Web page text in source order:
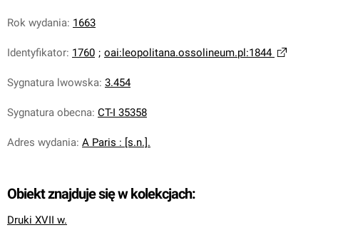
Rok wydania: 1663
Identyfikator: 1760 ; oai:leopolitana.ossolineum.pl:1844
Sygnatura lwowska: 3.454
Sygnatura obecna: CT-I 35358
Adres wydania: A Paris : [s.n.].
Obiekt znajduje się w kolekcjach:
Druki XVII w.